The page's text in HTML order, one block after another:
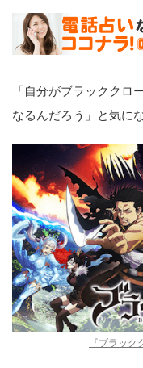
「自分がブラッククロ
なるんだろう」と気に
『ブラッ